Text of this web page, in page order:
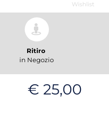
Wishlist
Ritiro
in Negozio
€ 25,00